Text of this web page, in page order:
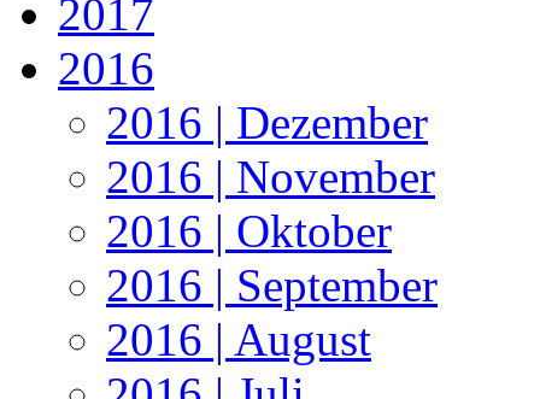
2017
2016
2016 | Dezember
2016 | November
2016 | Oktober
2016 | September
2016 | August